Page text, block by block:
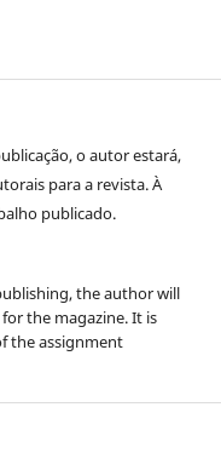
o autor estará,
para a revista. À
publicado.
the author will
the magazine. It is
the assignment